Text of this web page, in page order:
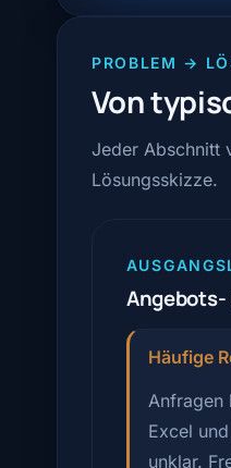
PROBLEM →
Von
Jeder Abschnitt
Lösungsskizze.
Angebots-
Häufige
Anfragen
Excel
unklar.